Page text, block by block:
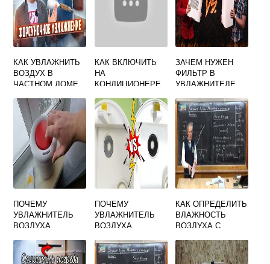
КАК УВЛАЖНИТЬ
ВОЗДУХ В
ЧАСТНОМ ДОМЕ
ОТОПЛЕНИЕМ
КАК ВКЛЮЧИТЬ
НА
КОНДИЦИОНЕРЕ
ВОЗДУХА
ЗАЧЕМ НУЖЕН
ФИЛЬТР В
УВЛАЖНИТЕЛЕ
ПОЧЕМУ
УВЛАЖНИТЕЛЬ
ВОЗДУХА
ПОЧЕМУ
УВЛАЖНИТЕЛЬ
ВОЗДУХА
КАК ОПРЕДЕЛИТЬ
ВЛАЖНОСТЬ
ВОЗДУХА С
КОНДЕНСАЦИОНН
ОГО ГИГРОМЕТРА